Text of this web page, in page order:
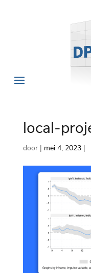
local-
door | mei 4, 2023|